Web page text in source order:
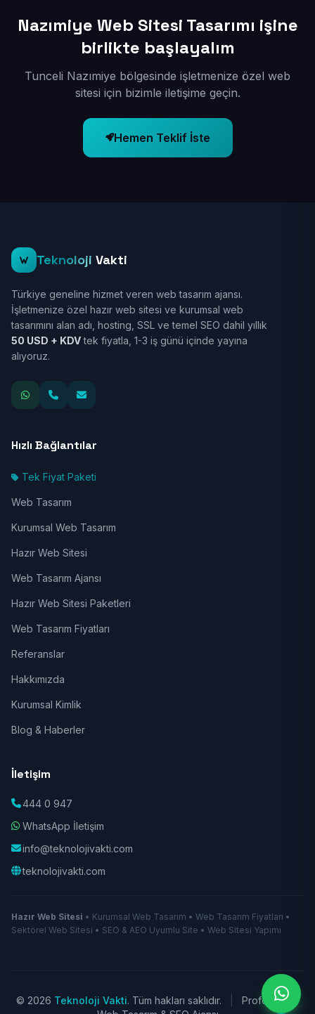
Nazımiye Web Sitesi Tasarımı işine
birlikte başlayalım
Tunceli Nazımiye bölgesinde işletmenize özel web
sitesi için bizimle iletişime geçin.
Hemen Teklif İste
Teknoloji Vakti
Türkiye geneline hizmet veren web tasarım ajansı.
İşletmenize özel hazır web sitesi ve kurumsal web
tasarımını alan adı, hosting, SSL ve temel SEO dahil yıllık
50 USD + KDVtek fiyatla, 1-3 iş günü içinde yayına
alıyoruz.
Hızlı Bağlantılar
Tek Fiyat Paketi
Web Tasarım
Kurumsal Web Tasarım
Hazır Web Sitesi
Web Tasarım Ajansı
Hazır Web Sitesi Paketleri
Web Tasarım Fiyatları
Referanslar
Hakkımızda
Kurumsal Kimlik
Blog & Haberler
İletişim
444 0 947
WhatsApp İletişim
info@teknolojivakti.com
teknolojivakti.com
Hazır Web Sitesi • Kurumsal Web Tasarım • Web Tasarım Fiyatları •
Sektörel Web Sitesi • SEO & AEO Uyumlu Site • Web Sitesi Yapımı
© 2026 Teknoloji Vakti. Tüm hakları saklıdır.
Profesyonel